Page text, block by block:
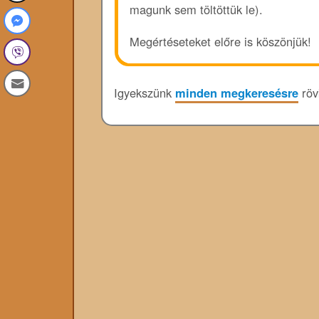
magunk sem töltöttük le).
Megértéseteket előre is köszönjük!
Igyekszünk minden megkeresésre